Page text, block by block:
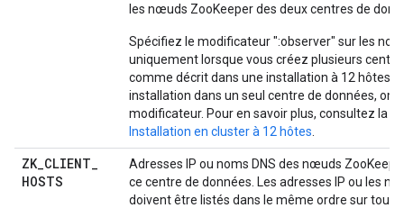
les nœuds ZooKeeper des deux centres de
Spécifiez le modificateur ":observer" sur les
uniquement lorsque vous créez plusieurs
comme décrit dans une installation à 12 hôtes.
installation dans un seul centre de données,
modificateur. Pour en savoir plus, consultez la
Installation en cluster à 12 hôtes
ZK_CLIENT_
HOSTS
Adresses IP ou noms DNS des nœuds
ce centre de données. Les adresses IP ou les
doivent être listés dans le même ordre sur tous